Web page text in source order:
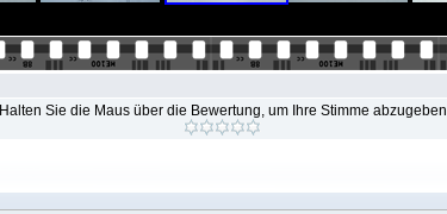
Halten Sie die Maus über die Bewertung, um Ihre Stimme abzugeben